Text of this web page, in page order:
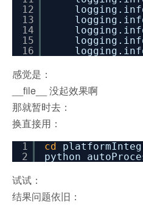
12
13
14
15
16
感觉是：
__file__ 没起效果啊
那就暂时去：
换直接用：
1
2
cd
python
试试：
结果问题依旧：